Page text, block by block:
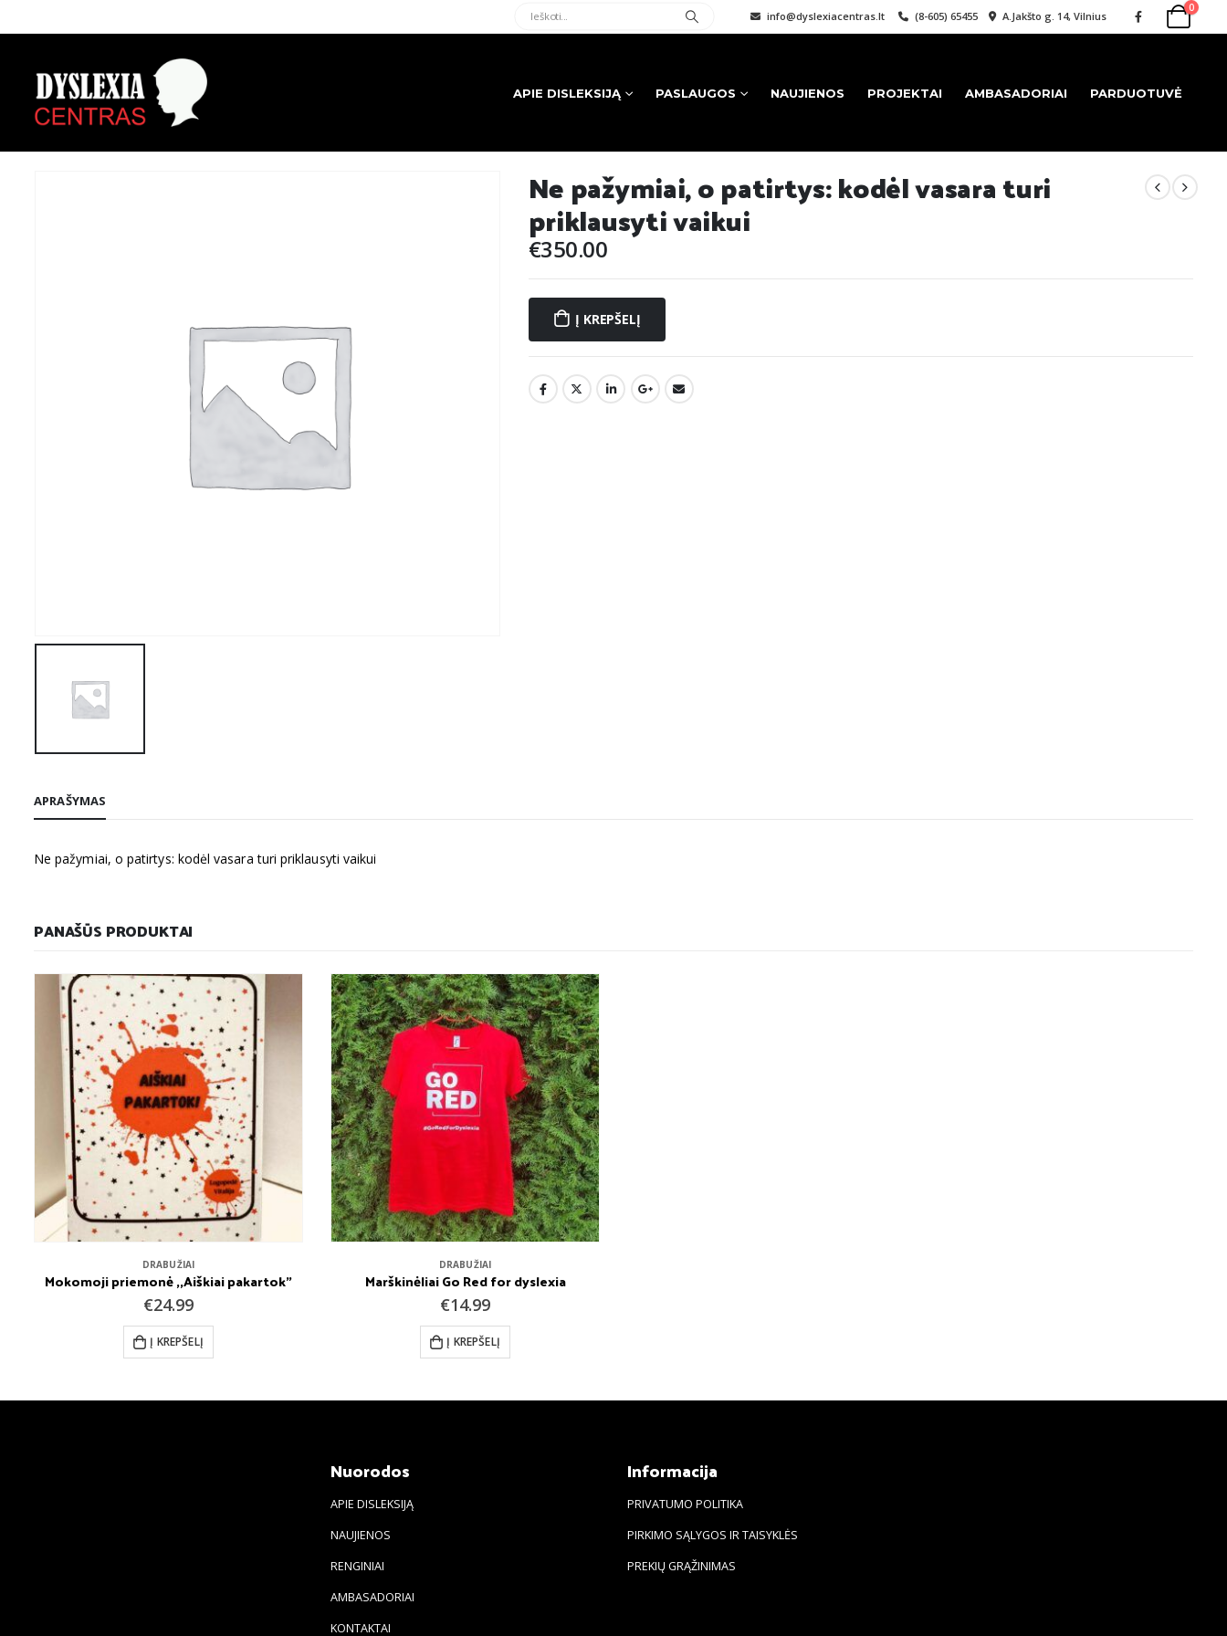
info@dyslexiacentras.lt (8-605) 65455 A.Jakšto g. 14, Vilnius
0
APIE DISLEKSIJĄ PASLAUGOS NAUJIENOS PROJEKTAI AMBASADORIAI PARDUOTUVĖ
Ne pažymiai, o patirtys: kodėl vasara turi
priklausyti vaikui
€350.00
Į KREPŠELĮ
APRAŠYMAS
Ne pažymiai, o patirtys: kodėl vasara turi priklausyti vaikui
PANAŠŪS PRODUKTAI
DRABUŽIAI
Mokomoji priemonė ,,Aiškiai pakartok”
€24.99
Į KREPŠELĮ
DRABUŽIAI
Marškinėliai Go Red for dyslexia
€14.99
Į KREPŠELĮ
Nuorodos
APIE DISLEKSIJĄ
NAUJIENOS
RENGINIAI
AMBASADORIAI
KONTAKTAI
Informacija
PRIVATUMO POLITIKA
PIRKIMO SĄLYGOS IR TAISYKLĖS
PREKIŲ GRĄŽINIMAS